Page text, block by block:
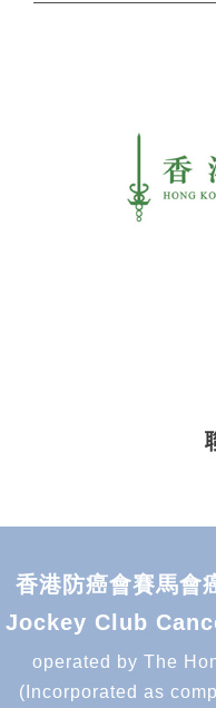
香港防癌會賽馬會
Jockey Club
operated by The
(Incorporated as